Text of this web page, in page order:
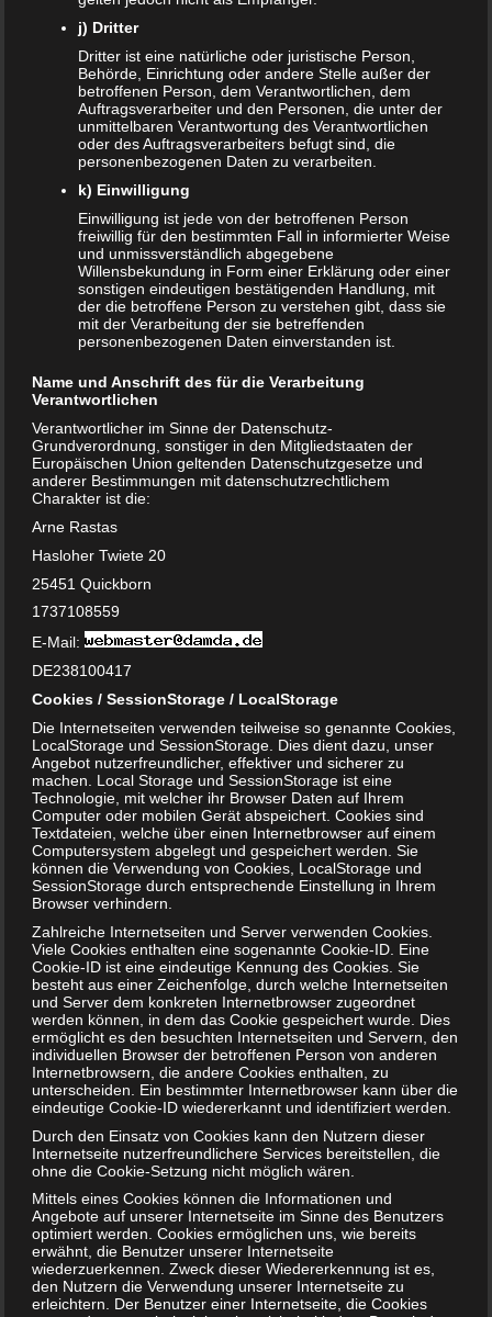
gereinigt werden. Lässt sich die Reinigung durch die
und Mundschutz getragen werden.
Haustiere untersuchen lassen
Sobald feststeht, dass Nachwuchs ansteht, sollten die
Haustiere einmal gründlich durch einen Tierarzt
untersucht werden. Liegen eventuell Erkrankungen vor, die
gefährlich werden könnten? Die Impfungen des Haustiers
sollte auf dem neuesten Stand gebracht werden. Außerdem
sind das regelmäßige Durchführen einer Entlausung und
einer Wurmkur Pflicht. Auch Pilz- oder Milbenbefall sollten
zum nächstmöglichen Zeitpunkt beseitigt werden. Sehr
Toxoplasmose.Diese in der Regel nur Katzen befallende
werden, falls die Mutter noch keine Antikörper gebildet hat.
Da die Übertragung primär über Kotreste stattfindet, sollte
die Reinigung des Katzenklos deshalb lieber anderen
beibehalten werden, sobald das Baby auf der Welt ist und in
den Haushalt einzieht.
Allergien vorbeugen
im Haushalt. Leidet die Mutter selbst unter einer Allergie,
dann sollte über die längerfristige Auswärtsunterbringung
des Haustieres nachgedacht werden. Denn es besteht
durchaus das Risiko, dass auch das Baby unter der
gleichen Allergie leiden wird.
Haustiere auf Baby vorbereiten
Gerade Hunde und Katzen merken schnell, wenn sie
plötzlich nicht mehr an erster Stelle stehen und das Baby
der neue „Favorit“ in Sachen Zuneigung und
Aufmerksamkeit ist. Deshalb sollten Hunde und Katzen
langsam auf den Neuankömmling vorbereitet werden. Der
Hunde- oder Katzenkorb kann zum Beispiel schon einige
Wochen im voraus dort hingestellt werden, wo sein neuer
Platz ist. Dadurch wird die Assoziation vermieden, dass
plötzlich alles anders ist, wenn das neue Familienmitglied
einzieht und der Korb erst am Einzugstag umgestellt wird.
Auch das rechtzeitige Einführen von festen Spielzeiten mit
den Haustieren kann förderlich sein. Die Spielzeiten
sollten dann auch nach Ankunft des Babys beibehalten
werden. Dadurch haben Haustiere nicht so schnell das
Gefühl, nur noch die „zweite Geige“ zu spielen. Ist die
Einrichtung bereits auf das Baby ausgerichtet, dann kann
es nicht schaden, den Haustieren bereits eventuelle
j) Dritter
Dritter ist eine natürliche oder juristische Person,
Behörde, Einrichtung oder andere Stelle außer der
betroffenen Person, dem Verantwortlichen, dem
Auftragsverarbeiter und den Personen, die unter der
unmittelbaren Verantwortung des Verantwortlichen
oder des Auftragsverarbeiters befugt sind, die
personenbezogenen Daten zu verarbeiten.
k) Einwilligung
Einwilligung ist jede von der betroffenen Person
freiwillig für den bestimmten Fall in informierter Weise
und unmissverständlich abgegebene
Willensbekundung in Form einer Erklärung oder einer
sonstigen eindeutigen bestätigenden Handlung, mit
der die betroffene Person zu verstehen gibt, dass sie
mit der Verarbeitung der sie betreffenden
personenbezogenen Daten einverstanden ist.
Name und Anschrift des für die Verarbeitung
Verantwortlichen
Verantwortlicher im Sinne der Datenschutz-
Grundverordnung, sonstiger in den Mitgliedstaaten der
Europäischen Union geltenden Datenschutzgesetze und
anderer Bestimmungen mit datenschutzrechtlichem
Charakter ist die:
Arne Rastas
Hasloher Twiete 20
25451 Quickborn
1737108559
E-Mail:
DE238100417
Cookies / SessionStorage / LocalStorage
Die Internetseiten verwenden teilweise so genannte Cookies,
LocalStorage und SessionStorage. Dies dient dazu, unser
Angebot nutzerfreundlicher, effektiver und sicherer zu
machen. Local Storage und SessionStorage ist eine
Technologie, mit welcher ihr Browser Daten auf Ihrem
Computer oder mobilen Gerät abspeichert. Cookies sind
Textdateien, welche über einen Internetbrowser auf einem
Computersystem abgelegt und gespeichert werden. Sie
können die Verwendung von Cookies, LocalStorage und
SessionStorage durch entsprechende Einstellung in Ihrem
Browser verhindern.
Zahlreiche Internetseiten und Server verwenden Cookies.
Viele Cookies enthalten eine sogenannte Cookie-ID. Eine
Cookie-ID ist eine eindeutige Kennung des Cookies. Sie
besteht aus einer Zeichenfolge, durch welche Internetseiten
und Server dem konkreten Internetbrowser zugeordnet
werden können, in dem das Cookie gespeichert wurde. Dies
ermöglicht es den besuchten Internetseiten und Servern, den
individuellen Browser der betroffenen Person von anderen
Internetbrowsern, die andere Cookies enthalten, zu
unterscheiden. Ein bestimmter Internetbrowser kann über die
eindeutige Cookie-ID wiedererkannt und identifiziert werden.
Durch den Einsatz von Cookies kann den Nutzern dieser
Internetseite nutzerfreundlichere Services bereitstellen, die
ohne die Cookie-Setzung nicht möglich wären.
Mittels eines Cookies können die Informationen und
Angebote auf unserer Internetseite im Sinne des Benutzers
optimiert werden. Cookies ermöglichen uns, wie bereits
erwähnt, die Benutzer unserer Internetseite
wiederzuerkennen. Zweck dieser Wiedererkennung ist es,
den Nutzern die Verwendung unserer Internetseite zu
erleichtern. Der Benutzer einer Internetseite, die Cookies